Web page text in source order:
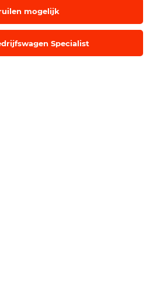
mogelijk
Specialist